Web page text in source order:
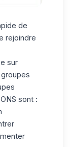
de
rejoindre
sur
sont :